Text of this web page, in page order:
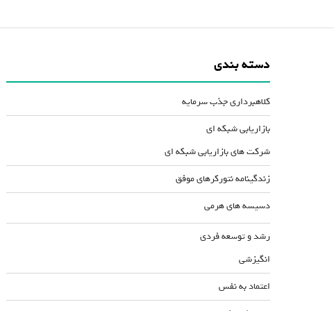
دسته بندی
کلاهبرداری جذب سرمایه
بازاریابی شبکه ای
شرکت های بازاریابی شبکه ای
زندگینامه نتورکرهای موفق
دسیسه های هرمی
رشد و توسعه فردی
انگیزشی
اعتماد به نفس